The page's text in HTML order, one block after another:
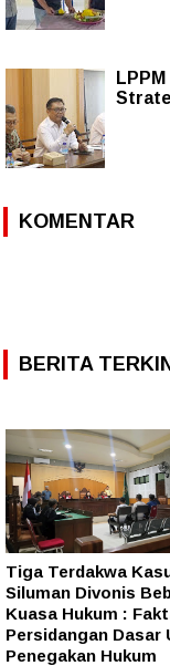
KOMENTAR
BERITA TERKINI
Tiga Terdakwa
Siluman Divonis
Kuasa Hukum :
Persidangan Dasar
Penegakan Hukum